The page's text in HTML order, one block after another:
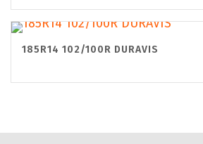
185R14 102/100R DURAVIS